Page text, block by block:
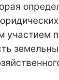
участием